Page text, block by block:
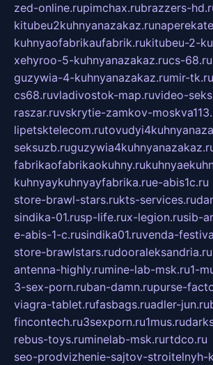
zed-online.rupimchax.rubrazzers-
kitubeu2kuhnyanazakaz.ru
kuhnyaofabrikaufabrik.rukitubeu-2-
xehyroo-5-kuhnyanazakaz.rucs-68.ru
guzywia-4-kuhnyanazakaz.rumir-tk.ru
cs68.ruvladivostok-map.ruvideo-
raszar.ruvskrytie-zamkov-
lipetsktelecom.ru
seksuzb.ru
fabrikaofabrikaokuhny.ru
kuhnyaykuhnyayfabrika.rue-abis1c.ru
store-brawl-stars.rukts-services.ru
sindika-01.rusp-life.rux-legion.rusib-
e-abis-1-c.rusindika01.ruvenda-
store-brawlstars.rudooraleksandria.ru
antenna-highly.rumine-lab-msk.ru1-
3-sex-porn.ruban-damn.rupurse-
viagra-tablet.rufasbags.ruadler-jun.ru
fincontech.ru3sexporn.ru1mus.ru
rebus-toys.ruminelab-msk.rurtdco.ru
seo-prodvizhenie-sajtov-stroitelnyh-